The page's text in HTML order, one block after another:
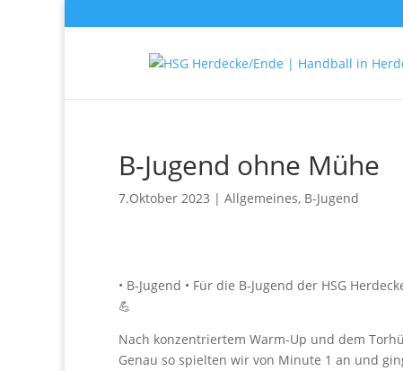
B-Jugend ohne Mühe
7.Oktober 2023 | Allgemeines, B-Jugend
• B-Jugend • Für die B-Jugend der HSG
💪
Nach konzentriertem Warm-Up und dem
Genau so spielten wir von Minute 1 an und